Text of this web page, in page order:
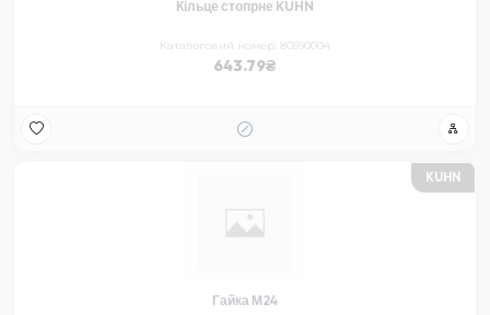
Кільце стопрне KUHN
Каталоговий номер: 80590004
643.79
KUHN
Гайка М24